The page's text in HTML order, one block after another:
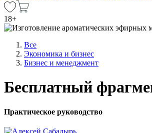
18+
Все
Экономика и бизнес
Бизнес и менеджмент
Бесплатный
Практическое руководство